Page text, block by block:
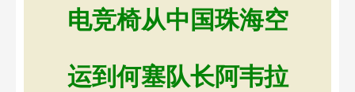
电竞椅从中国珠海空
运到何塞队长阿韦拉